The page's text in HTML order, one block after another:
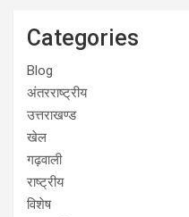
Categories
Blog
अंतरराष्ट्रीय
उत्तराखण्ड
खेल
गढ़वाली
राष्ट्रीय
विशेष